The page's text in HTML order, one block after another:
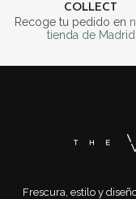
COLLECT
Recoge tu pedido en
tienda de Madrid
Frescura, estilo y